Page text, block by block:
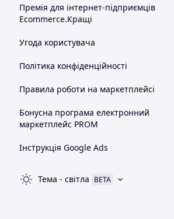
Премія для інтернет-підприємців
Ecommerce.Кращі
Угода користувача
Політика конфіденційності
Правила роботи на маркетплейсі
Бонусна програма електронний
маркетплейс PROM
Інструкція Google Ads
Тема - світла BETA